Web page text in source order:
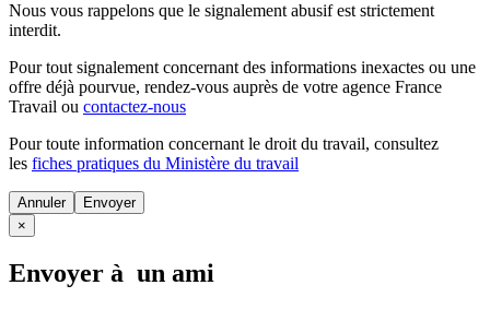
Nous vous rappelons que le signalement abusif est strictement
interdit.
Pour tout signalement concernant des informations inexactes ou une
offre déjà pourvue, rendez-vous auprès de votre agence France
Travail ou contactez-nous
Pour toute information concernant le droit du travail, consultez
les fiches pratiques du Ministère du travail
Annuler
×
Envoyer à un ami